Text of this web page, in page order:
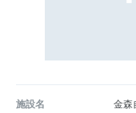
施設名 金森